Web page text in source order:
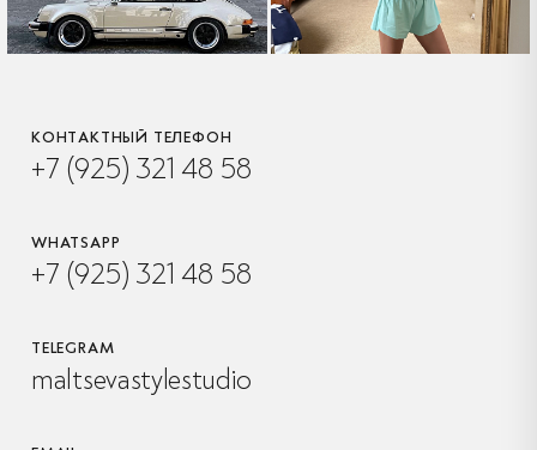
КОНТАКТНЫЙ ТЕЛЕФОН
+7 (925) 321 48 58
WHATSAPP
+7 (925) 321 48 58
TELEGRAM
maltsevastylestudio